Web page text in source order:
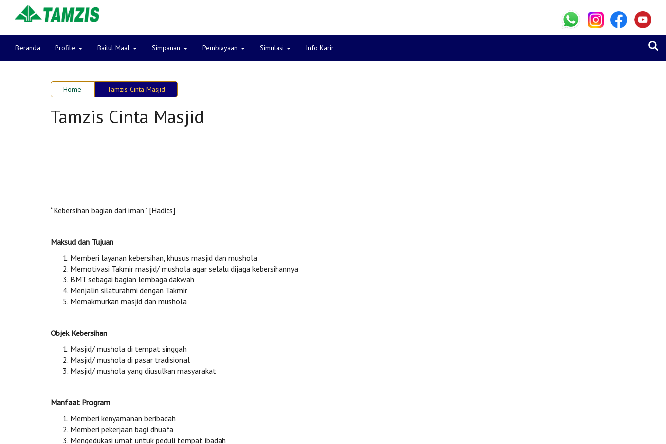
Beranda Profile Baitul Maal Simpanan Pembiayaan Simulasi Info Karir
Home Tamzis Cinta Masjid
Tamzis Cinta Masjid
“Kebersihan bagian dari iman” [Hadits]
Maksud dan Tujuan
Memberi layanan kebersihan, khusus masjid dan mushola
Memotivasi Takmir masjid/ mushola agar selalu dijaga kebersihannya
BMT sebagai bagian lembaga dakwah
Menjalin silaturahmi dengan Takmir
Memakmurkan masjid dan mushola
Objek Kebersihan
Masjid/ mushola di tempat singgah
Masjid/ mushola di pasar tradisional
Masjid/ mushola yang diusulkan masyarakat
Manfaat Program
Memberi kenyamanan beribadah
Memberi pekerjaan bagi dhuafa
Mengedukasi umat untuk peduli tempat ibadah